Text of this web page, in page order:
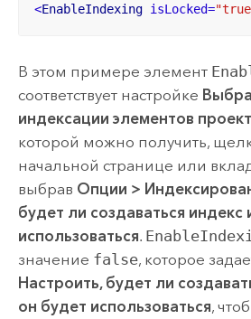
<EnableIndexing isLocked=
В этом примере элемент
соответствует настройке
индексации элементов
которой можно получить,
начальной странице или
выбрав Опции >
будет ли создаваться индекс
использоваться.
значение false, которое
Настроить, будет ли
он будет использоваться,